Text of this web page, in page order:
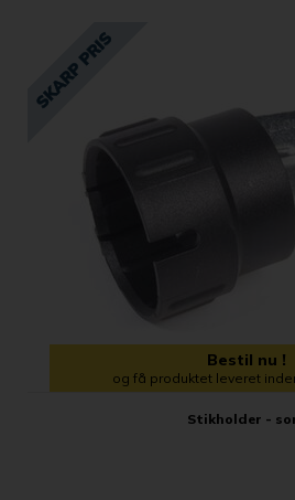
Bestil nu !
og få produktet leveret
Stikholder -